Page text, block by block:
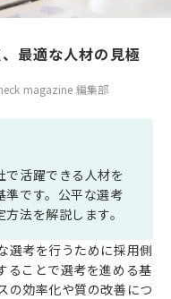
最適な人材の見極
magazine 編集部
で活躍できる人材を
準です。公平な選考
法を解説します。
選考を行うために採用側
ることで選考を進める基
の効率化や質の改善につ